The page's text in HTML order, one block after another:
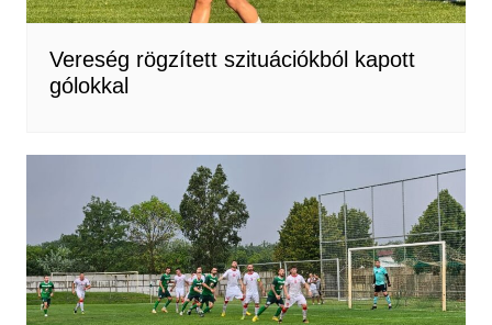
Vereség rögzített szituációkból kapott
gólokkal